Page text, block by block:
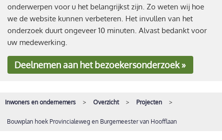
onderwerpen voor u het belangrijkst zijn. Zo weten wij hoe
we de website kunnen verbeteren. Het invullen van het
onderzoek duurt ongeveer 10 minuten. Alvast bedankt voor
uw medewerking.
Deelnemenaan het bezoekersonderzoek »
Inwoners en ondernemers Overzicht Projecten
Bouwplan hoek Provincialeweg en Burgemeester van Hoofflaan